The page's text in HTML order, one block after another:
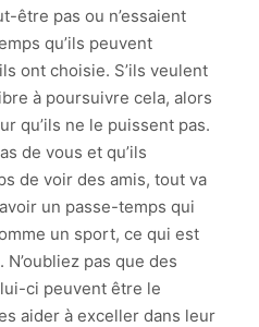
être pas ou n’essaient
qu’ils peuvent
ont choisie. S’ils veulent
à poursuivre cela, alors
qu’ils ne le puissent pas.
de vous et qu’ils
de voir des amis, tout va
un passe-temps qui
un sport, ce qui est
pas que des
ci peuvent être le
aider à exceller dans leur